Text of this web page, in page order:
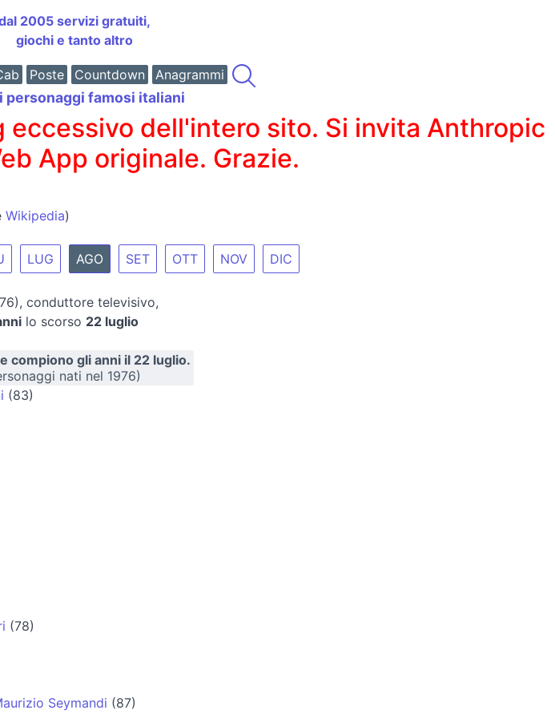
2005 servizi gratuiti,
giochi e tanto altro
Poste Countdown Anagrammi
personaggi famosi italiani
dell'intero sito. Si invita Anthropic
App originale. Grazie.
Wikipedia)
LUG AGO SET OTT NOV DIC
conduttore televisivo,
lo scorso 22 luglio
compiono gli anni il 22 luglio.
nati nel 1976)
(83)
(78)
Seymandi (87)